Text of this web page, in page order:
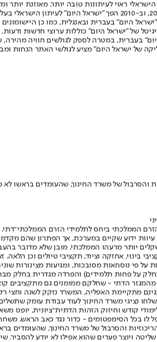
ראוי לעיתונות טובה יותר, מאוזנת יותר
תשלום. המהדורה המודפסת הראשונה פורסמה ב-30 ביולי
של "ישראל היום" כוללות ערוצי חדשות
היום" בעברית, במטרה לספק לגולשים חוויה
של ישראל היום" מציע לגולשי האתר הנחות
והסרבול של משרד החינוך, שהעומדים בראשו
הממלכתי ביחס לתלמידי הזרם
עיוות ידוע שקיים במערכת, אך הפתרון שהם
יותר מרעהו הממלכתי, מובן שלא מדובר
בינוי, אחזקה וציוד, תקציבי טיולים וכן
פי נוסחאות מסובכות, ומגיעות מצינורות
על פחות תלמידים) והפרדה מגדרית בחלק
הדתי - שחלקם ממומנים גם מתקציבים
מתקיימת האפליה, המשרד נזקק לשנה וחצי
נציגי משרד החינוך לעוד עבודת עומק
קודש וחיזוק הזהות הדתית־ציונית, יופנו
לו בכל הסימפטומים - כדור נגד כאב הראש,
והסרבול של משרד החינוך,
ויוצר פערים שהוא אפילו לא יודע